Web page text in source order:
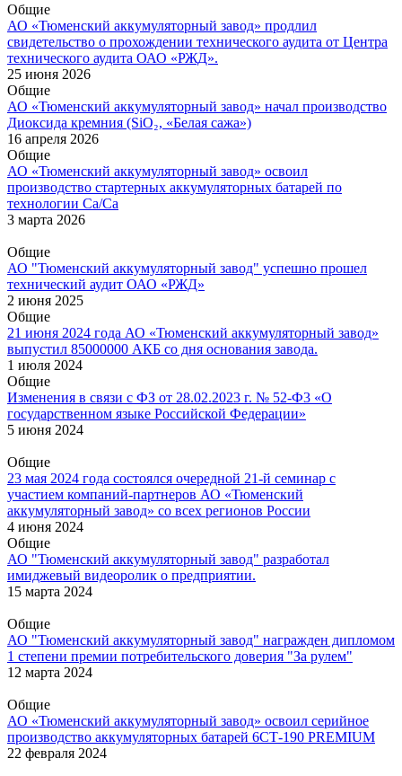
Общие
АО «Тюменский аккумуляторный завод» продлил
свидетельство о прохождении технического аудита от Центра
технического аудита ОАО «РЖД».
25 июня 2026
Общие
АО «Тюменский аккумуляторный завод» начал производство
Диоксида кремния (SiO₂, «Белая сажа»)
16 апреля 2026
Общие
АО «Тюменский аккумуляторный завод» освоил
производство стартерных аккумуляторных батарей по
технологии Са/Са
3 марта 2026
Общие
АО "Тюменский аккумуляторный завод" успешно прошел
технический аудит ОАО «РЖД»
2 июня 2025
Общие
21 июня 2024 года АО «Тюменский аккумуляторный завод»
выпустил 85000000 АКБ со дня основания завода.
1 июля 2024
Общие
Изменения в связи с ФЗ от 28.02.2023 г. № 52-Ф3 «О
государственном языке Российской Федерации»
5 июня 2024
Общие
23 мая 2024 года состоялся очередной 21-й семинар с
участием компаний-партнеров АО «Тюменский
аккумуляторный завод» со всех регионов России
4 июня 2024
Общие
АО "Тюменский аккумуляторный завод" разработал
имиджевый видеоролик о предприятии.
15 марта 2024
Общие
АО "Тюменский аккумуляторный завод" награжден дипломом
1 степени премии потребительского доверия "За рулем"
12 марта 2024
Общие
АО «Тюменский аккумуляторный завод» освоил серийное
производство аккумуляторных батарей 6СТ-190 PREMIUM
22 февраля 2024